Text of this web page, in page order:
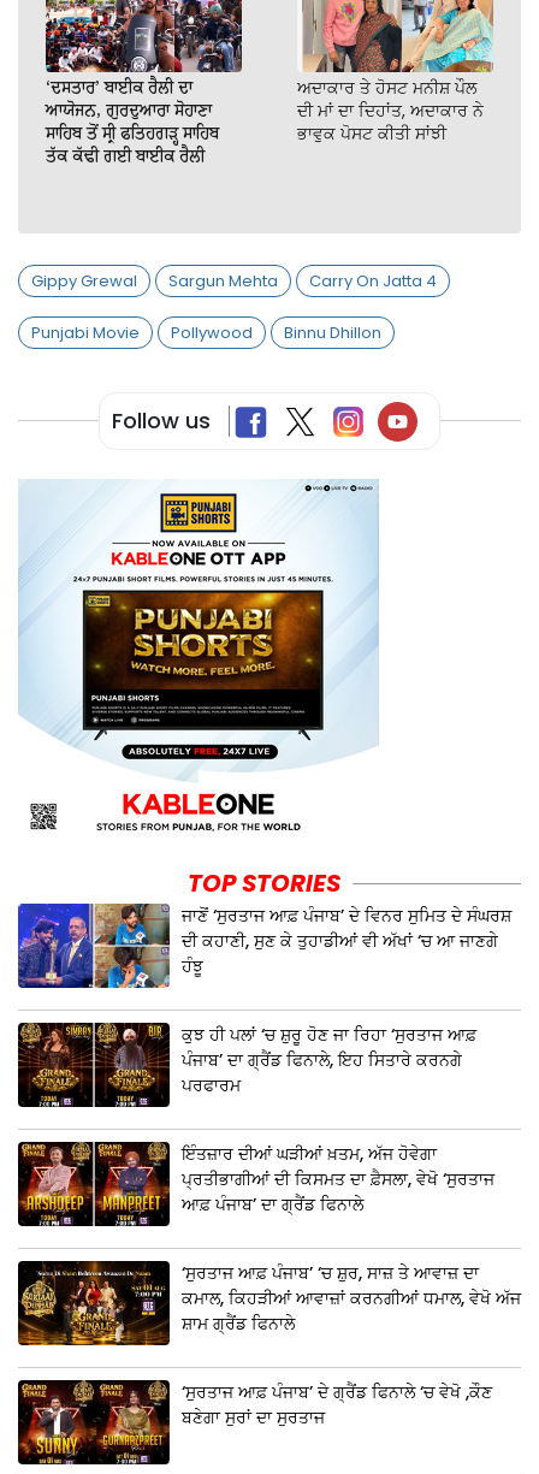
‘ਦਸਤਾਰ’ ਬਾਈਕ ਰੈਲੀ ਦਾ
ਆਯੋਜਨ, ਗੁਰਦੁਆਰਾ ਸੋਹਾਣਾ
ਸਾਹਿਬ ਤੋਂ ਸ੍ਰੀ ਫਤਿਹਗੜ੍ਹ ਸਾਹਿਬ
ਤੱਕ ਕੱਢੀ ਗਈ ਬਾਈਕ ਰੈਲੀ
ਅਦਾਕਾਰ ਤੇ ਹੋਸਟ ਮਨੀਸ਼ ਪੌਲ
ਦੀ ਮਾਂ ਦਾ ਦਿਹਾਂਤ, ਅਦਾਕਾਰ ਨੇ
ਭਾਵੁਕ ਪੋਸਟ ਕੀਤੀ ਸਾਂਝੀ
Gippy Grewal Sargun Mehta Carry On Jatta 4
Punjabi Movie Pollywood Binnu Dhillon
Follow us
TOP STORIES
ਜਾਣੋਂ ‘ਸੁਰਤਾਜ ਆਫ਼ ਪੰਜਾਬ’ ਦੇ ਵਿਨਰ ਸੁਮਿਤ ਦੇ ਸੰਘਰਸ਼
ਦੀ ਕਹਾਣੀ, ਸੁਣ ਕੇ ਤੁਹਾਡੀਆਂ ਵੀ ਅੱਖਾਂ ‘ਚ ਆ ਜਾਣਗੇ
ਹੰਝੂ
ਕੁਝ ਹੀ ਪਲਾਂ ‘ਚ ਸ਼ੁਰੂ ਹੋਣ ਜਾ ਰਿਹਾ ‘ਸੁਰਤਾਜ ਆਫ਼
ਪੰਜਾਬ’ ਦਾ ਗ੍ਰੈਂਡ ਫਿਨਾਲੇ, ਇਹ ਸਿਤਾਰੇ ਕਰਨਗੇ
ਪਰਫਾਰਮ
ਇੰਤਜ਼ਾਰ ਦੀਆਂ ਘੜੀਆਂ ਖ਼ਤਮ, ਅੱਜ ਹੋਵੇਗਾ
ਪ੍ਰਤੀਭਾਗੀਆਂ ਦੀ ਕਿਸਮਤ ਦਾ ਫ਼ੈਸਲਾ, ਵੇਖੋ ‘ਸੁਰਤਾਜ
ਆਫ਼ ਪੰਜਾਬ’ ਦਾ ਗ੍ਰੈਂਡ ਫਿਨਾਲੇ
‘ਸੁਰਤਾਜ ਆਫ਼ ਪੰਜਾਬ’ ‘ਚ ਸ਼ੁਰ, ਸਾਜ਼ ਤੇ ਆਵਾਜ਼ ਦਾ
ਕਮਾਲ, ਕਿਹੜੀਆਂ ਆਵਾਜ਼ਾਂ ਕਰਨਗੀਆਂ ਧਮਾਲ, ਵੇਖੋ ਅੱਜ
ਸ਼ਾਮ ਗ੍ਰੈਂਡ ਫਿਨਾਲੇ
‘ਸੁਰਤਾਜ ਆਫ਼ ਪੰਜਾਬ’ ਦੇ ਗ੍ਰੈਂਡ ਫਿਨਾਲੇ ‘ਚ ਵੇਖੋ ,ਕੌਣ
ਬਣੇਗਾ ਸੁਰਾਂ ਦਾ ਸੁਰਤਾਜ